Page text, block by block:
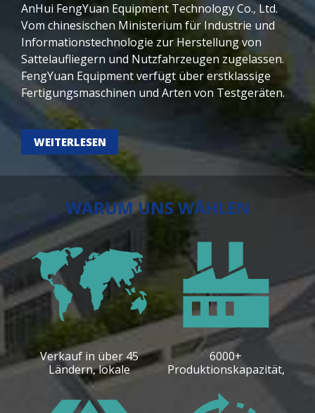
AnHui FengYuan Equipment Technology Co., Ltd.
Vom chinesischen Ministerium für Industrie und
Informationstechnologie zur Herstellung von
Sattelaufliegern und Nutzfahrzeugen zugelassen.
FengYuan Equipment verfügt über erstklassige
Fertigungsmaschinen und Arten von Testgeräten.
Basierend auf fortschrittlichem Design,
Qualitätsverarbeitung, strenger QC, werden 6
Serien 200 Arten von Produkten, gewartet in 45
Ländern, langlebiger Anhängerlieferant nach 20
Jahren Entwicklung.
WEITERLESEN
WARUM UNS WÄHLEN
Verkauf in über 45
Ländern, lokale
Bedürfnisse verstehen
6000+
Produktionskapazität,